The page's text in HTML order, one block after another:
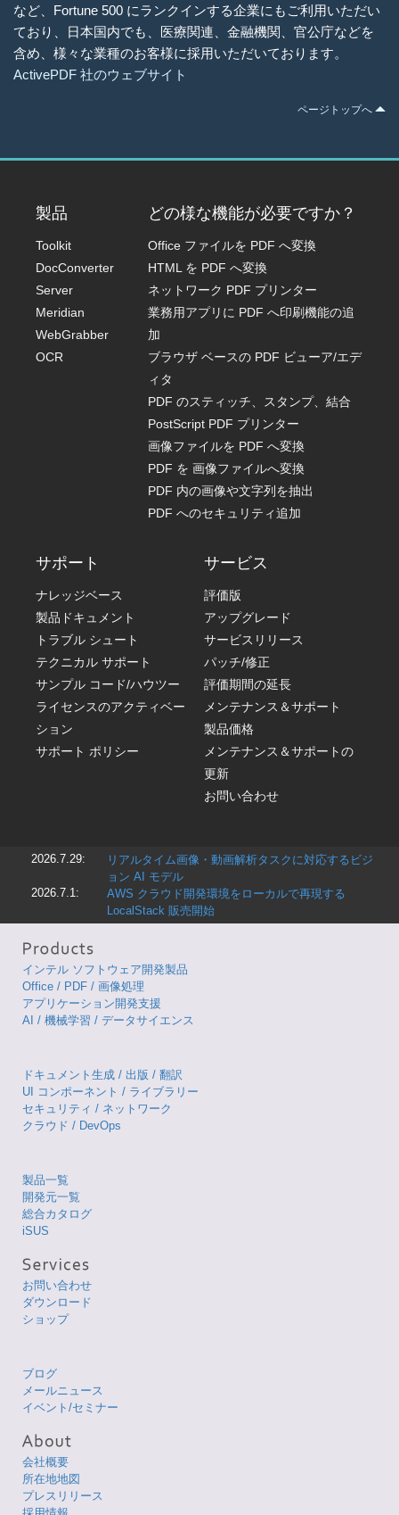
など、Fortune 500 にランクインする企業にもご利用いただい
ており、日本国内でも、医療関連、金融機関、官公庁などを
含め、様々な業種のお客様に採用いただいております。
ActivePDF 社のウェブサイト
ページトップへ
製品
Toolkit
DocConverter
Server
Meridian
WebGrabber
OCR
どの様な機能が必要ですか？
Office ファイルを PDF へ変換
HTML を PDF へ変換
ネットワーク PDF プリンター
業務用アプリに PDF へ印刷機能の追
加
ブラウザ ベースの PDF ビューア/エデ
ィタ
PDF のスティッチ、スタンプ、結合
PostScript PDF プリンター
画像ファイルを PDF へ変換
PDF を 画像ファイルへ変換
PDF 内の画像や文字列を抽出
PDF へのセキュリティ追加
サポート
ナレッジベース
製品ドキュメント
トラブル シュート
テクニカル サポート
サンプル コード/ハウツー
ライセンスのアクティベー
ション
サポート ポリシー
サービス
評価版
アップグレード
サービスリリース
パッチ/修正
評価期間の延長
メンテナンス＆サポート
製品価格
メンテナンス＆サポートの
更新
お問い合わせ
2026.7.29:
リアルタイム画像・動画解析タスクに対応するビジ
ョン AI モデル
2026.7.1:
AWS クラウド開発環境をローカルで再現する
LocalStack 販売開始
インテル ソフトウェア開発製品
Office / PDF / 画像処理
アプリケーション開発支援
AI / 機械学習 / データサイエンス
ドキュメント生成 / 出版 / 翻訳
UI コンポーネント / ライブラリー
セキュリティ / ネットワーク
クラウド / DevOps
製品一覧
開発元一覧
総合カタログ
iSUS
お問い合わせ
ダウンロード
ショップ
ブログ
メールニュース
イベント/セミナー
会社概要
所在地地図
プレスリリース